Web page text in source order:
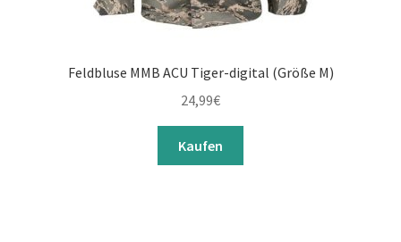
Feldbluse MMB ACU Tiger-digital (Größe M)
24,99€
Kaufen